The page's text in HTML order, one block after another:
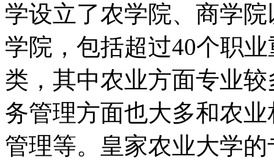
学设立了农学院、商学
学院，包括超过40个职
类，其中农业方面专业
务管理方面也大多和农
管理等。皇家农业大学